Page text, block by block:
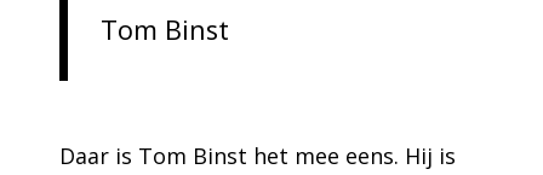
Tom Binst
Daar is Tom Binst het mee eens. Hij is